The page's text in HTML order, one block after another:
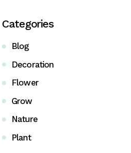
Categories
Blog
Decoration
Flower
Grow
Nature
Plant